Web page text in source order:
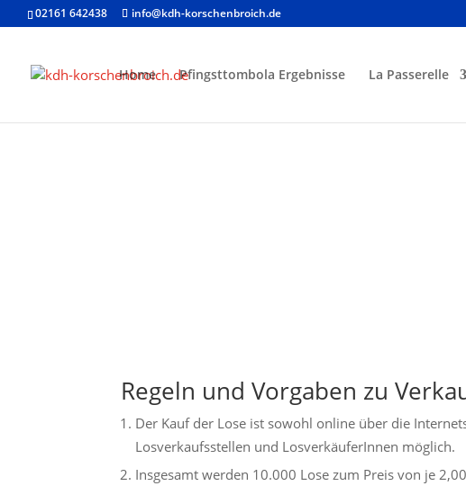
02161 642438 info@kdh-korschenbroich.de
Home Pfingsttombola Ergebnisse La Passerelle
Regeln und Vorgaben zu
Der Kauf der Lose ist sowohl online über die
Losverkaufsstellen und LosverkäuferInnen möglich.
Insgesamt werden 10.000 Lose zum Preis von je